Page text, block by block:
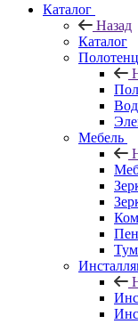
Каталог
Назад
Каталог
Мебель